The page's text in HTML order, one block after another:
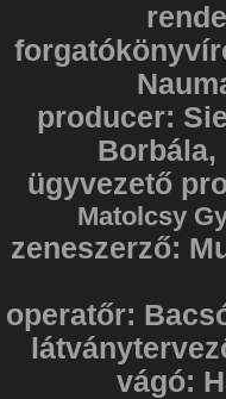
producer:
Borbála,
ügyvezető
Matolcsy
zeneszerző:
operatőr:
vágó: